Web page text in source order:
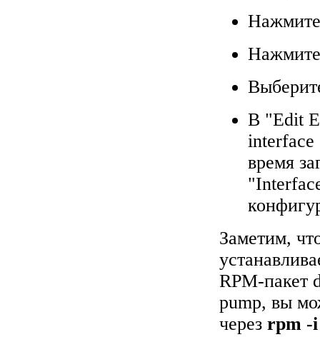
В "Edit
interface
время
Заметим,
RPM-пакет
pump, вы
черезrpm -i